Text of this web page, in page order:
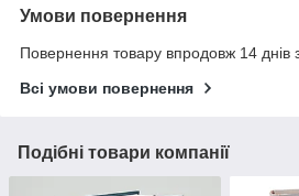
Умови повернення
Повернення товару впродовж 14 днів
Всі умови повернення
Подібні товари компанії